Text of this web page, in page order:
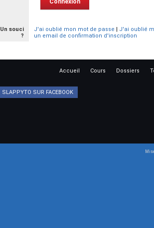
Un souci
?
J'ai oublié mon mot de passe | J'ai oublié
un email de confirmation d'inscription
Accueil Cours Dossiers
SLAPPYTO SUR FACEBOOK